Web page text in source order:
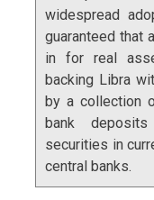
widespread
guaranteed that
in for real
backing Libra
by a collection
bank
securities in
central banks.